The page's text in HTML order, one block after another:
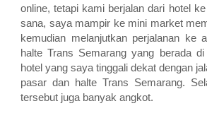
online, tetapi kami berjalan dari hotel
sana, saya mampir ke mini market
kemudian melanjutkan perjalanan ke
halte Trans Semarang yang berada
hotel yang saya tinggali dekat dengan
pasar dan halte Trans Semarang.
tersebut juga banyak angkot.